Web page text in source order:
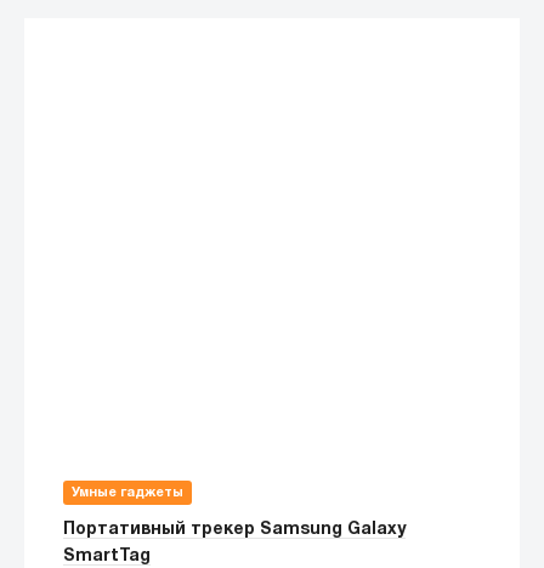
Умные гаджеты
Портативный трекер Samsung Galaxy
SmartTag